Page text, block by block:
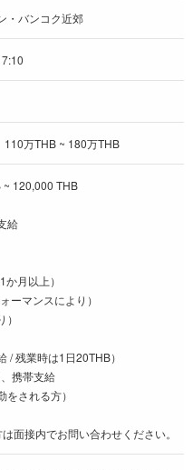
・バンコク近郊
万THB ~ 180万THB
~ 120,000 THB
給
か月以上）
ーマンスにより）
/ 残業時は1日20THB）
携帯支給
をされる方）
面接内でお問い合わせください。